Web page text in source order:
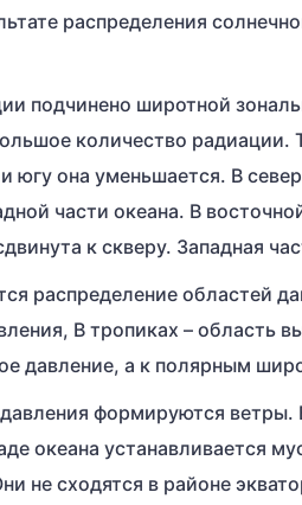
распределения
подчинено широтной
количество радиации.
югу она уменьшается. В
части океана. В
к скверу. Западная
распределение областей
В тропиках – область
давление, а к полярным
формируются
океана устанавливается
не сходятся в районе